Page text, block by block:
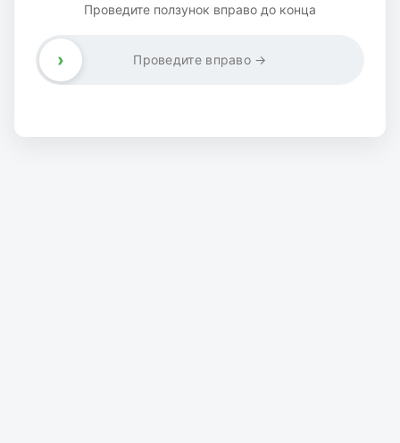
Проведите ползунок вправо до конца
Проведите вправо →
›